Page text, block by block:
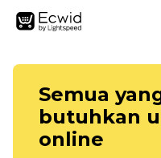
Semua
butuhkan
online